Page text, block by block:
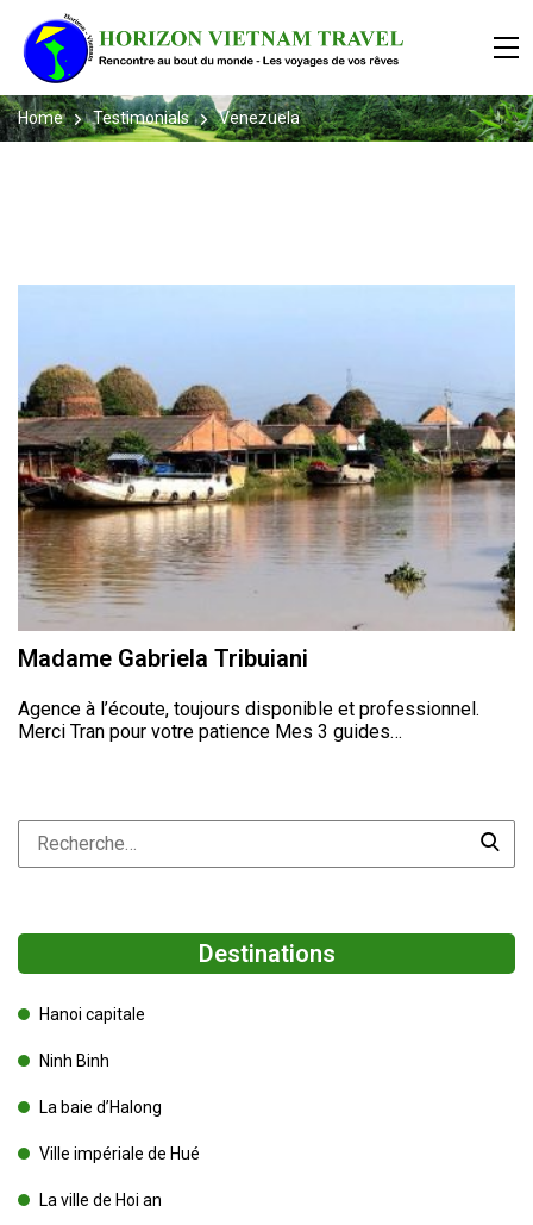
Home Testimonials Venezuela
Madame Gabriela Tribuiani
Agence à l’écoute, toujours disponible et professionnel.
Merci Tran pour votre patience Mes 3 guides…
Destinations
Hanoi capitale
Ninh Binh
La baie d’Halong
Ville impériale de Hué
La ville de Hoi an